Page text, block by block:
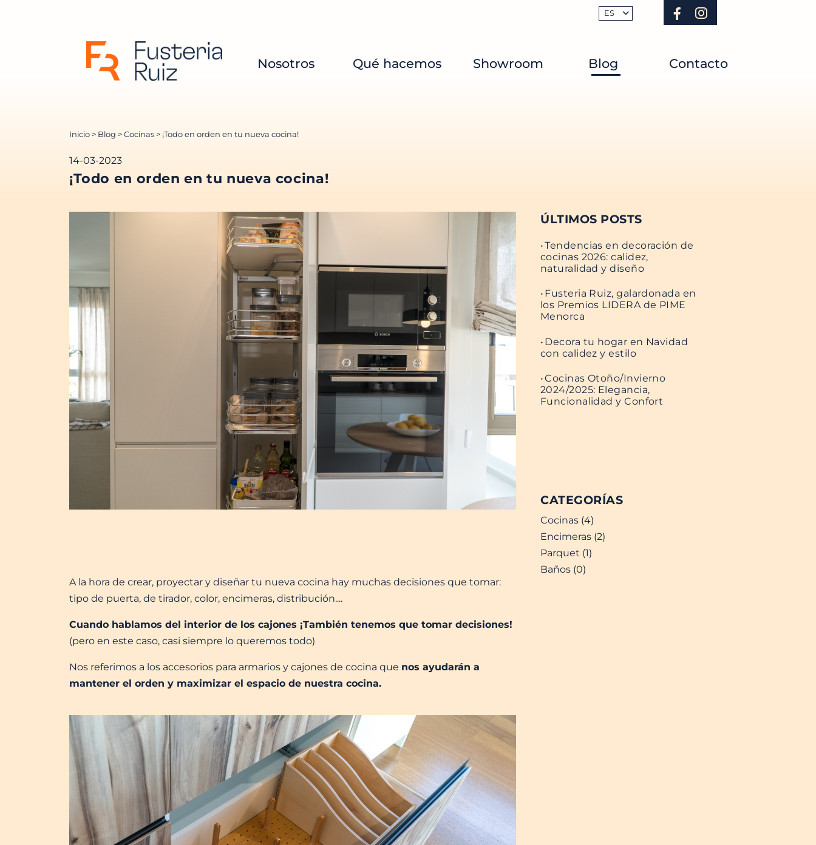
ES
Nosotros Qué hacemos Showroom Blog Contacto
Inicio > Blog >Cocinas > ¡Todo en orden en tu nueva cocina!
14-03-2023
¡Todo en orden en tu nueva cocina!
A la hora de crear, proyectar y diseñar tu nueva cocina hay muchas decisiones que tomar:
tipo de puerta, de tirador, color, encimeras, distribución....
Cuando hablamos del interior de los cajones ¡También tenemos que tomar decisiones!
(pero en este caso, casi siempre lo queremos todo)
Nos referimos a los accesorios para armarios y cajones de cocina que nos ayudarán a
mantener el orden y maximizar el espacio de nuestra cocina.
ÚLTIMOS POSTS
Tendencias en decoración de
cocinas 2026: calidez,
naturalidad y diseño
Fusteria Ruiz, galardonada en
los Premios LIDERA de PIME
Menorca
Decora tu hogar en Navidad
con calidez y estilo
Cocinas Otoño/Invierno
2024/2025: Elegancia,
Funcionalidad y Confort
CATEGORÍAS
Cocinas (4)
Encimeras (2)
Parquet (1)
Baños (0)